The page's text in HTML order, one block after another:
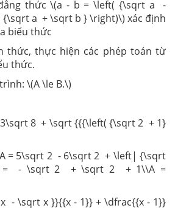
thức \(a - b = \left( {\sqrt a -
a + \sqrt b } \right)\) xác định
biểu thức
thức, thực hiện các phép toán từ
thức.
\(A \le B.\)
8 + \sqrt {{{\left( {\sqrt 2 + 1}
= 5\sqrt 2 - 6\sqrt 2 + \left| {\sqrt
- \sqrt 2 + \sqrt 2 + 1\\A =
- \sqrt x }}{{x - 1}} + \dfrac{{x - 1}}